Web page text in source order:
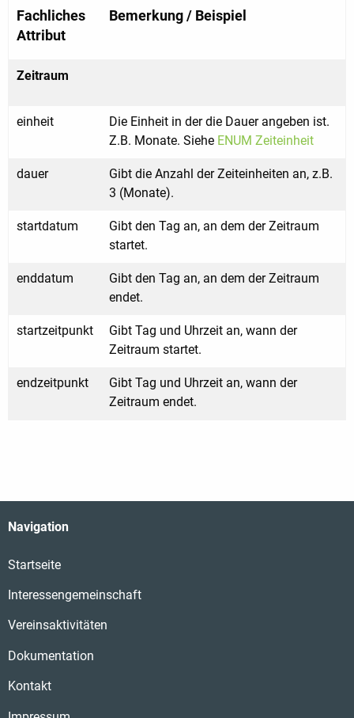
Fachliches
Attribut
Bemerkung / Beispiel
Zeitraum
einheit
Die Einheit in der die Dauer angeben ist.
Z.B. Monate. Siehe ENUM Zeiteinheit
dauer
Gibt die Anzahl der Zeiteinheiten an, z.B.
3 (Monate).
startdatum
Gibt den Tag an, an dem der Zeitraum
startet.
enddatum
Gibt den Tag an, an dem der Zeitraum
endet.
startzeitpunkt
Gibt Tag und Uhrzeit an, wann der
Zeitraum startet.
endzeitpunkt
Gibt Tag und Uhrzeit an, wann der
Zeitraum endet.
Navigation
Startseite
Interessengemeinschaft
Vereinsaktivitäten
Dokumentation
Kontakt